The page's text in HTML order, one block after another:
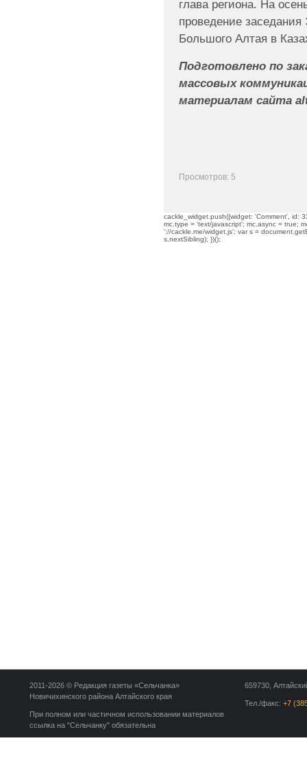
глава региона. На
проведение заседания
Большого Алтая в
Подготовлено по
массовых
материалам сайта
Просмотров: 5
cackle_widget.push({widget: 'Comment', id:
mc.type = 'text/javascript'; mc.async = true;
'://cackle.me/widget.js'; var s =
s.nextSibling); })();
659730,
Тел./факс: +7
2011-2026 © Редакция газеты «Сельчанка»
Новичихинского района Алтайского края
При полном или частичном использовании материалов
ссылка на "Сельчанку" обязательна